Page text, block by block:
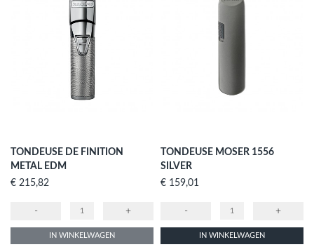
TONDEUSE DE FINITION
METAL EDM
Prijs
€ 215,82
- +
IN WINKELWAGEN
TONDEUSE MOSER 1556
SILVER
Prijs
€ 159,01
- +
IN WINKELWAGEN